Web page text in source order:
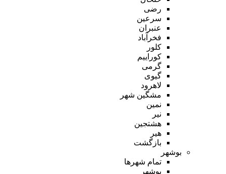
رضی
سرعین
عنبران
فخرآباد
کلور
کوراییم
گرمی
گیوی
لاهرود
مشگین شهر
نمین
نیر
هشتجین
هیر
بازگشت
بوشهر
تمام شهر‌ها
بوشهر